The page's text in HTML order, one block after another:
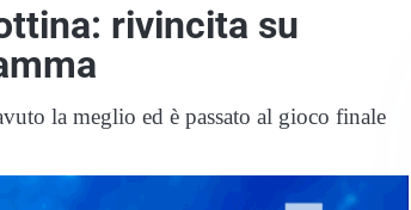
rivincita su
la meglio ed è passato al gioco finale